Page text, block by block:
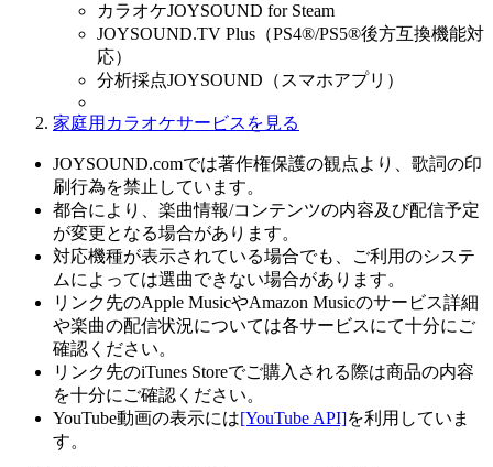
カラオケJOYSOUND for Steam
JOYSOUND.TV Plus（PS4®/PS5®後方互換機能対
応）
分析採点JOYSOUND（スマホアプリ）
家庭用カラオケサービスを見る
JOYSOUND.comでは著作権保護の観点より、歌詞の印
刷行為を禁止しています。
都合により、楽曲情報/コンテンツの内容及び配信予定
が変更となる場合があります。
対応機種が表示されている場合でも、ご利用のシステ
ムによっては選曲できない場合があります。
リンク先のApple MusicやAmazon Musicのサービス詳細
や楽曲の配信状況については各サービスにて十分にご
確認ください。
リンク先のiTunes Storeでご購入される際は商品の内容
を十分にご確認ください。
YouTube動画の表示には[YouTube API]を利用していま
す。